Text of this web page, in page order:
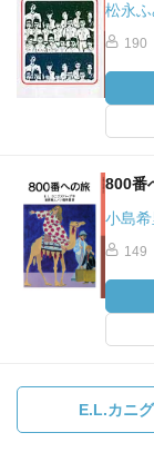
松永
190
800番
小島
149
E.L.カニ